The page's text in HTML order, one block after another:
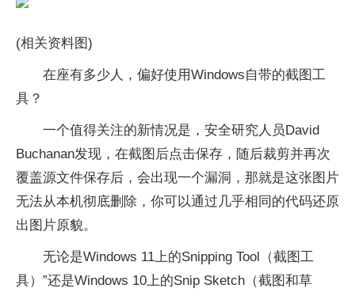
(相关资料图)
在座有多少人，偏好使用Windows自带的截图工
具？
一个值得关注的新情况是，安全研究人员David
Buchanan发现，在截图后点击保存，随后裁剪并再次
覆盖源文件保存后，会出现一个漏洞，那就是这张图片
无法从本机彻底删除，你可以通过几乎相同的代码还原
出图片原貌。
无论是Windows 11上的Snipping Tool（截图工
具）”还是Windows 10上的Snip Sketch（截图和草